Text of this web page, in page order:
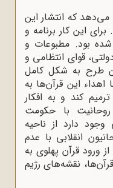
می‌دهد که انتشار این
این کار برنامه و
بود. مطبوعات و
قوای انتظامی و
طرح به شکل کامل
این قرآن‌ها به
کند و به افکار
با حکومت
دارد از ناحیه
انقلابی با عدم
ورود قرآن پهلوی به
نقشه‌های رژیم